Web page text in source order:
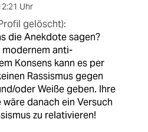
Uhr
gelöscht):
die Anekdote sagen?
modernem anti-
Konsens kann es per
Rassismus gegen
oder Weiße geben. Ihre
wäre danach ein Versuch
zu relativieren!